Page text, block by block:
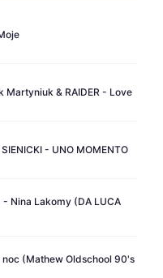
Martyniuk & RAIDER - Love
- UNO MOMENTO
- Nina Lakomy (DA LUCA
noc (Mathew Oldschool 90's